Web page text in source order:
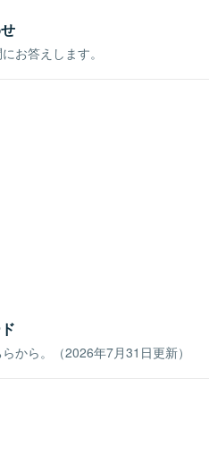
お答えします。
から。（2026年7月31日更新）